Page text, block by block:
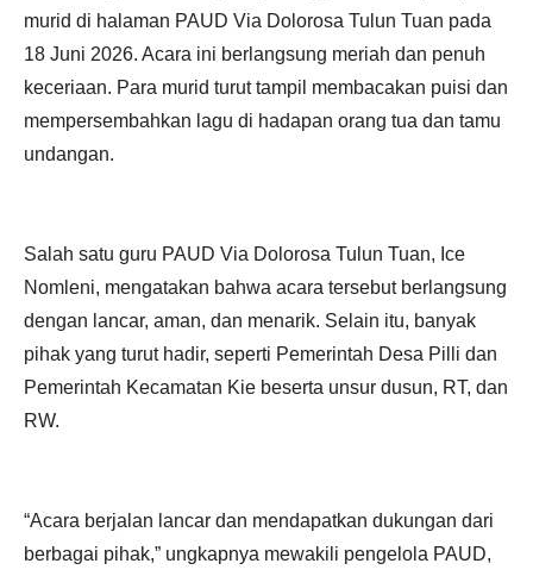
murid di halaman PAUD Via Dolorosa Tulun Tuan pada
18 Juni 2026. Acara ini berlangsung meriah dan penuh
keceriaan. Para murid turut tampil membacakan puisi dan
mempersembahkan lagu di hadapan orang tua dan tamu
undangan.
Salah satu guru PAUD Via Dolorosa Tulun Tuan, Ice
Nomleni, mengatakan bahwa acara tersebut berlangsung
dengan lancar, aman, dan menarik. Selain itu, banyak
pihak yang turut hadir, seperti Pemerintah Desa Pilli dan
Pemerintah Kecamatan Kie beserta unsur dusun, RT, dan
RW.
“Acara berjalan lancar dan mendapatkan dukungan dari
berbagai pihak,” ungkapnya mewakili pengelola PAUD,